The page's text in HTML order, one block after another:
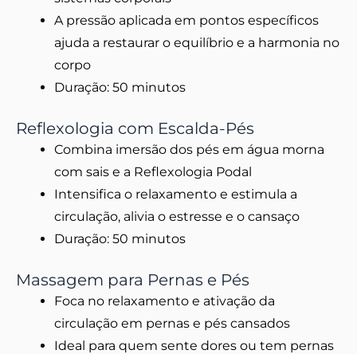
A pressão aplicada em pontos específicos
ajuda a restaurar o equilíbrio e a harmonia no
corpo
Duração: 50 minutos
Reflexologia com Escalda-Pés
Combina imersão dos pés em água morna
com sais e a Reflexologia Podal
Intensifica o relaxamento e estimula a
circulação, alivia o estresse e o cansaço
Duração: 50 minutos
Massagem para Pernas e Pés
Foca no relaxamento e ativação da
circulação em pernas e pés cansados
Ideal para quem sente dores ou tem pernas